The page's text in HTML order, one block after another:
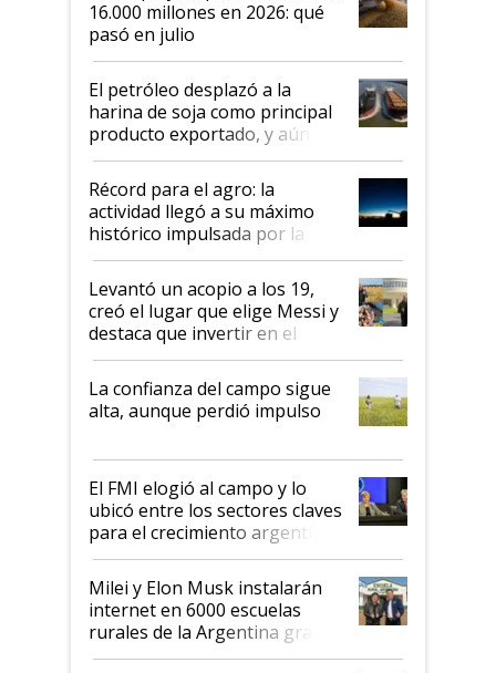
16.000 millones en 2026: qué
pasó en julio
El petróleo desplazó a la
harina de soja como principal
producto exportado, y aún así
el agro aportó casi seis de cada
diez dólares y sostuvo el
liderazgo en un semestre
récord
Récord para el agro: la
actividad llegó a su máximo
histórico impulsada por la
cosecha y las exportaciones
Levantó un acopio a los 19,
creó el lugar que elige Messi y
destaca que invertir en el
kirchnerismo era como "darle
plata a un hijo para droga":
Juan Félix Rossetti, el libertario
que de una dura crisis salió
de Milei
La confianza del campo sigue
alta, aunque perdió impulso
El FMI elogió al campo y lo
ubicó entre los sectores claves
para el crecimiento argentino
Milei y Elon Musk instalarán
internet en 6000 escuelas
rurales de la Argentina gracias
a un acuerdo con Starlink